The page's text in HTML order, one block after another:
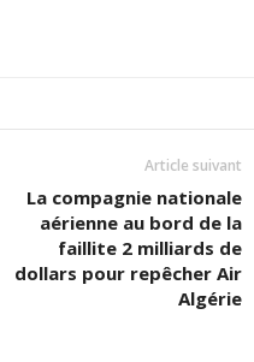
Article suivant
La compagnie nationale
aérienne au bord de la
faillite 2 milliards de
dollars pour repêcher Air
Algérie